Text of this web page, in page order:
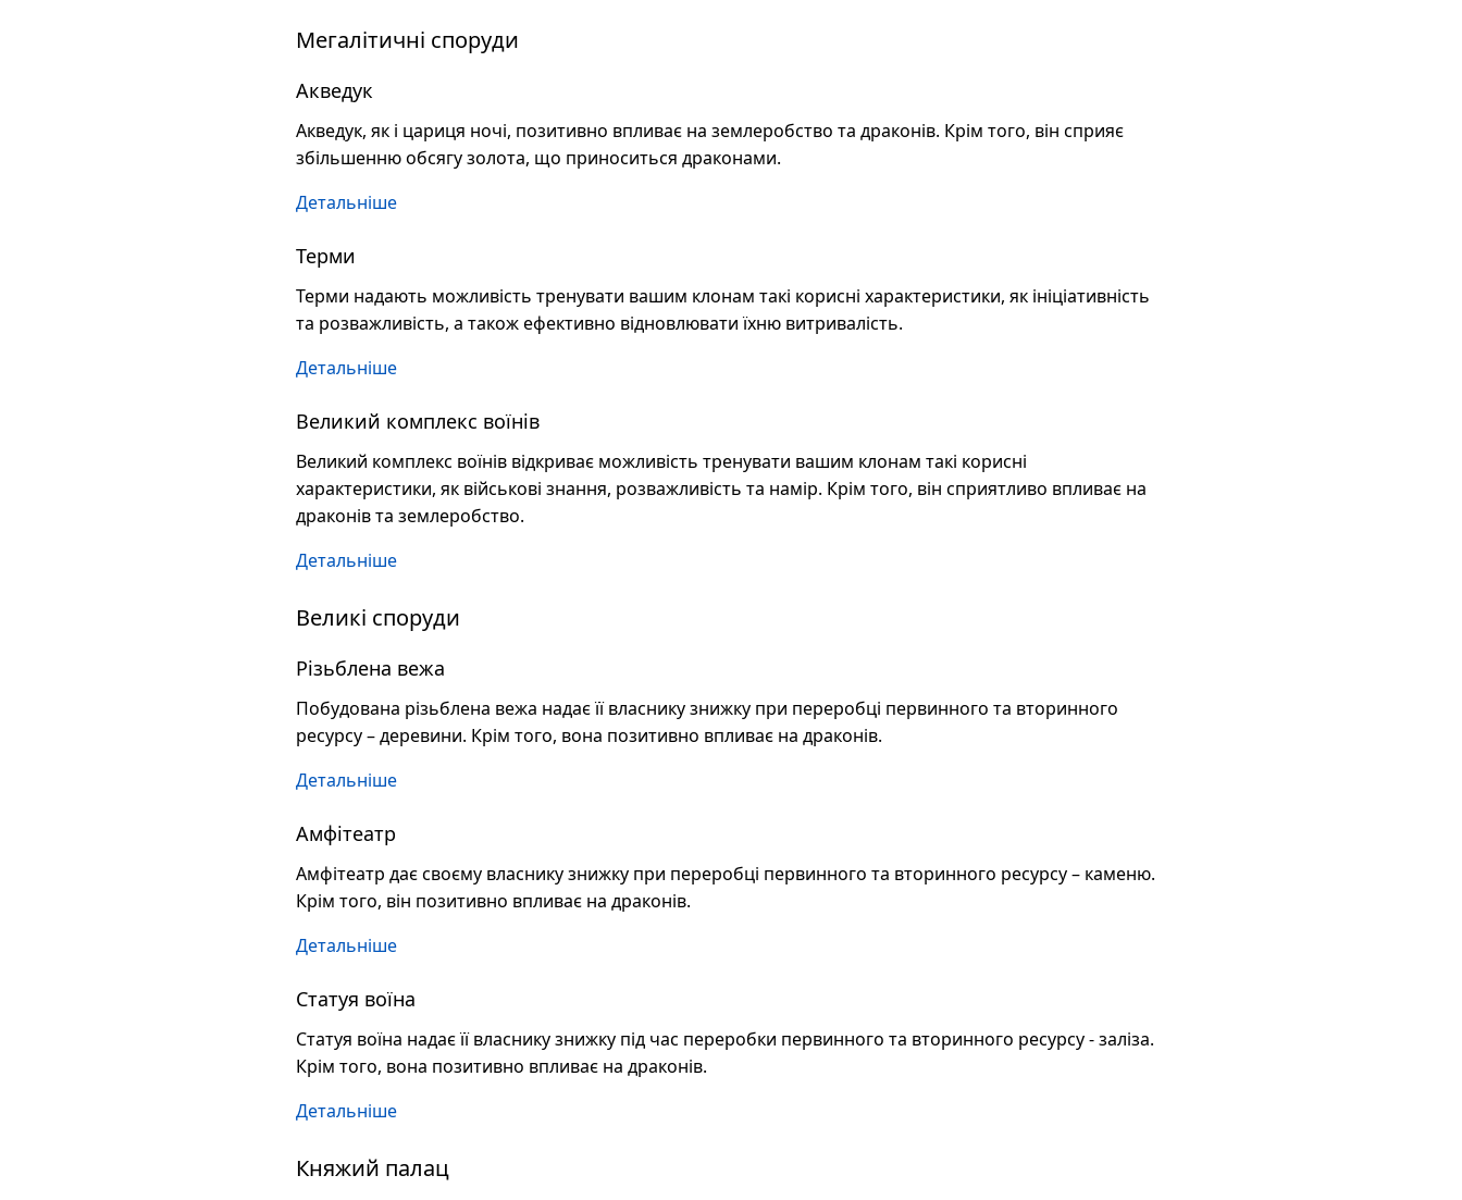
Мегалітичні споруди
Акведук
Акведук, як і цариця ночі, позитивно впливає на землеробство та драконів. Крім того, він сприяє
збільшенню обсягу золота, що приноситься драконами.
Детальніше
Терми
Терми надають можливість тренувати вашим клонам такі корисні характеристики, як ініціативність
та розважливість, а також ефективно відновлювати їхню витривалість.
Детальніше
Великий комплекс воїнів
Великий комплекс воїнів відкриває можливість тренувати вашим клонам такі корисні
характеристики, як військові знання, розважливість та намір. Крім того, він сприятливо впливає на
драконів та землеробство.
Детальніше
Великі споруди
Різьблена вежа
Побудована різьблена вежа надає її власнику знижку при переробці первинного та вторинного
ресурсу – деревини. Крім того, вона позитивно впливає на драконів.
Детальніше
Амфітеатр
Амфітеатр дає своєму власнику знижку при переробці первинного та вторинного ресурсу – каменю.
Крім того, він позитивно впливає на драконів.
Детальніше
Статуя воїна
Статуя воїна надає її власнику знижку під час переробки первинного та вторинного ресурсу - заліза.
Крім того, вона позитивно впливає на драконів.
Детальніше
Княжий палац